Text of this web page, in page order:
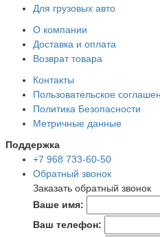
Для грузовых авто
О компании
Доставка и оплата
Возврат товара
Контакты
Пользовательское
Политика Безопасности
Метричные данные
Поддержка
+7 968 733-60-50
Обратный звонок
Заказать обратный звонок
Ваше имя:
Ваш телефон: